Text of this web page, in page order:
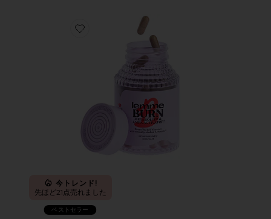
Favorite BURN お腹の脂肪を燃やして代謝を上げるグミ
今トレンド!
先ほど21点売れました
ベストセラー